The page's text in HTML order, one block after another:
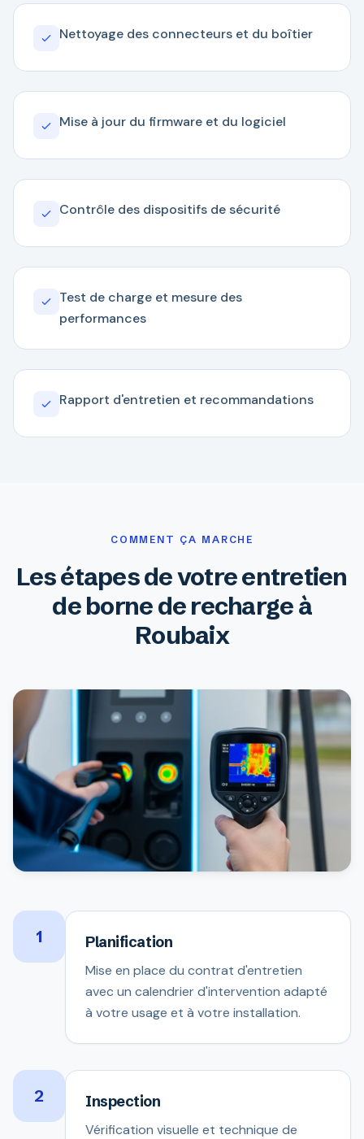
Nettoyage des connecteurs et du boîtier
Mise à jour du firmware et du logiciel
Contrôle des dispositifs de sécurité
Test de charge et mesure des
performances
Rapport d'entretien et recommandations
COMMENT ÇA MARCHE
Les étapes de votre entretien
de borne de recharge à
Roubaix
1 Planification
Mise en place du contrat d'entretien
avec un calendrier d'intervention adapté
à votre usage et à votre installation.
2 Inspection
Vérification visuelle et technique de